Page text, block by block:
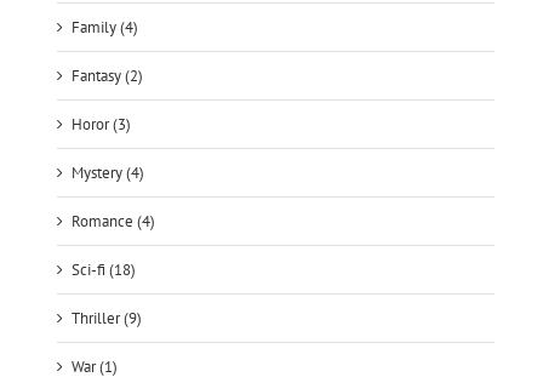
Family (4)
Fantasy (2)
Horor (3)
Mystery (4)
Romance (4)
Sci-fi (18)
Thriller (9)
War (1)